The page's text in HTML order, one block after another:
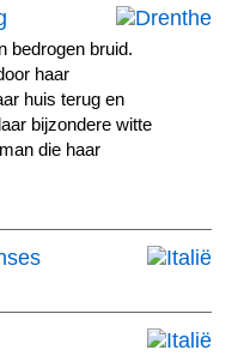
bedrogen bruid.
haar
huis terug en
bijzondere witte
die haar